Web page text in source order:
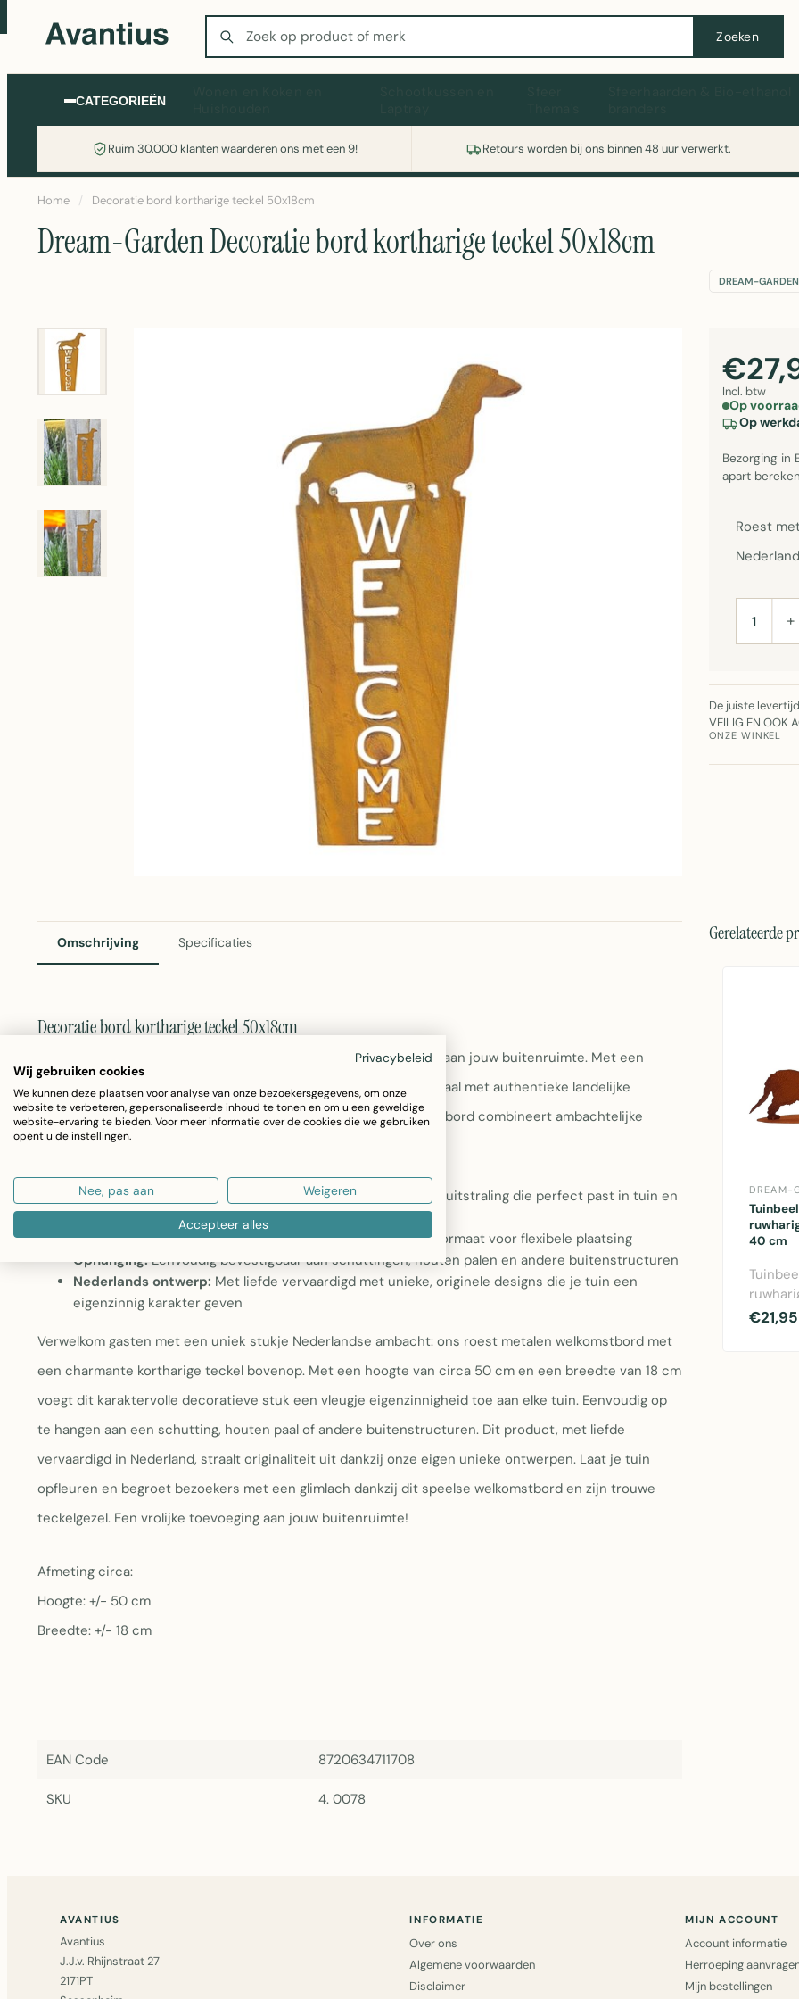
Zoeken
Zoeken
CATEGORIEËN
Ruim 30.000 klanten waarderen ons met een 9! Retours worden bij ons binnen 48 uur verwerkt.
Wasmachine of koelkast nodig? Vergelijk alle prijzen op Witgoedaanbod.nl
Home / Decoratie bord kortharige teckel 50x18cm
Dream-Garden Decoratie bord kortharige teckel 50x18cm
DREAM-GARDEN
Incl. btw
Op
Op
Bezorging in
apart
Roest
AANTAL+
De juiste
VEILIG EN OOK
ONZE WINKEL
Omschrijving Specificaties
Decoratie bord kortharige teckel 50x18cm
Dit karaktervolle welkomsbord voegt een persoonlijk accent toe aan jouw buitenruimte. Met een
speelse kortharige teckel als eyecatcher, gemaakt van roest metaal met authentieke landelijke
uitstraling, begroet het jouw gasten op een originele manier. Het bord combineert ambachtelijke
kwaliteit met Nederlandse ontwerpcreativiteit.
Roest metaal:
Geeft het bord een authentieke, verweerde uitstraling die perfect past in tuin en
Afmetingen:Circa 50 cm hoog en 18 cm breed, compact formaat voor flexibele plaatsing
Ophanging:Eenvoudig bevestigbaar aan schuttingen, houten palen en andere buitenstructuren
Nederlands ontwerp: Met liefde vervaardigd met unieke, originele designs die je tuin een
eigenzinnig karakter geven
Verwelkom gasten met een uniek stukje Nederlandse ambacht: ons roest metalen welkomstbord met
een charmante kortharige teckel bovenop. Met een hoogte van circa 50 cm en een breedte van 18 cm
voegt dit karaktervolle decoratieve stuk een vleugje eigenzinnigheid toe aan elke tuin. Eenvoudig op
te hangen aan een schutting, houten paal of andere buitenstructuren. Dit product, met liefde
vervaardigd in Nederland, straalt originaliteit uit dankzij onze eigen unieke ontwerpen. Laat je tuin
opfleuren en begroet bezoekers met een glimlach dankzij dit speelse welkomstbord en zijn trouwe
teckelgezel. Een vrolijke toevoeging aan jouw buitenruimte!
Afmeting circa:
Hoogte: +/- 50 cm
Breedte: +/- 18 cm
EAN Code 8720634711708
SKU 4. 0078
Gerelateerde
DREAM-
40 cm
40 cm
€21,95
AVANTIUS
Avantius
J.J.v. Rhijnstraat 27
2171PT
INFORMATIE
Over ons
Algemene voorwaarden
Disclaimer
MIJN ACCOUNT
Account informatie
Herroeping
Mijn bestellingen
Privacybeleid
Wij gebruiken cookies
We kunnen deze plaatsen voor analyse van onze bezoekersgegevens, om onze
website te verbeteren, gepersonaliseerde inhoud te tonen en om u een geweldige
website-ervaring te bieden. Voor meer informatie over de cookies die we gebruiken
opent u de instellingen.
Nee, pas aan Weigeren
Accepteer alles